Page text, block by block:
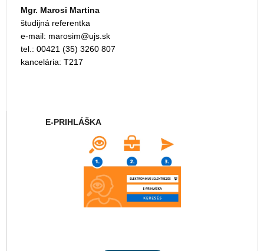
Mgr. Marosi Martina
študijná referentka
e-mail:
tel.: 00421 (35) 3260 807
kancelária: T217
E-PRIHLÁŠKA